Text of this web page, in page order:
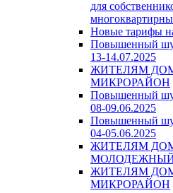
для
Новые тарифы
Повышенный
13-14.07.2025
ЖИТЕЛЯМ
МИКРОРАЙОН
Повышенный
08-09.06.2025
Повышенный
04-05.06.2025
ЖИТЕЛЯМ
ЖИТЕЛЯМ
МИКРОРАЙОН